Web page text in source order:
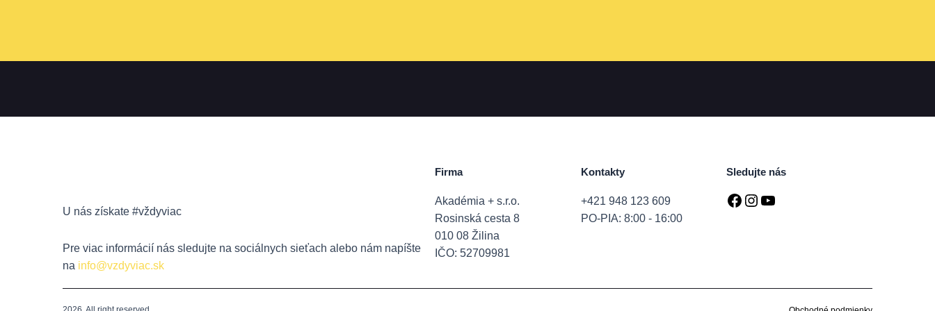
U nás získate #vždyviac
Pre viac informácií nás sledujte na sociálnych sieťach alebo nám napíšte
na info@vzdyviac.sk
Firma
Akadémia + s.r.o.
Rosinská cesta 8
010 08 Žilina
IČO: 52709981
Kontakty
+421 948 123 609
PO-PIA: 8:00 - 16:00
Sledujte nás